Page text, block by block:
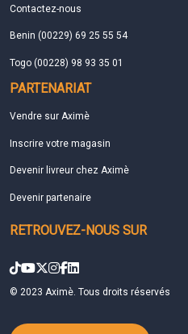
Contactez-nous
Benin (00229) 69 25 55 54
Togo (00228) 98 93 35 01
PARTENARIAT
Vendre sur Aximè
Inscrire votre magasin
Devenir livreur chez Aximè
Devenir partenaire
RETROUVEZ-NOUS SUR
© 2023 Aximè. Tous droits réservés